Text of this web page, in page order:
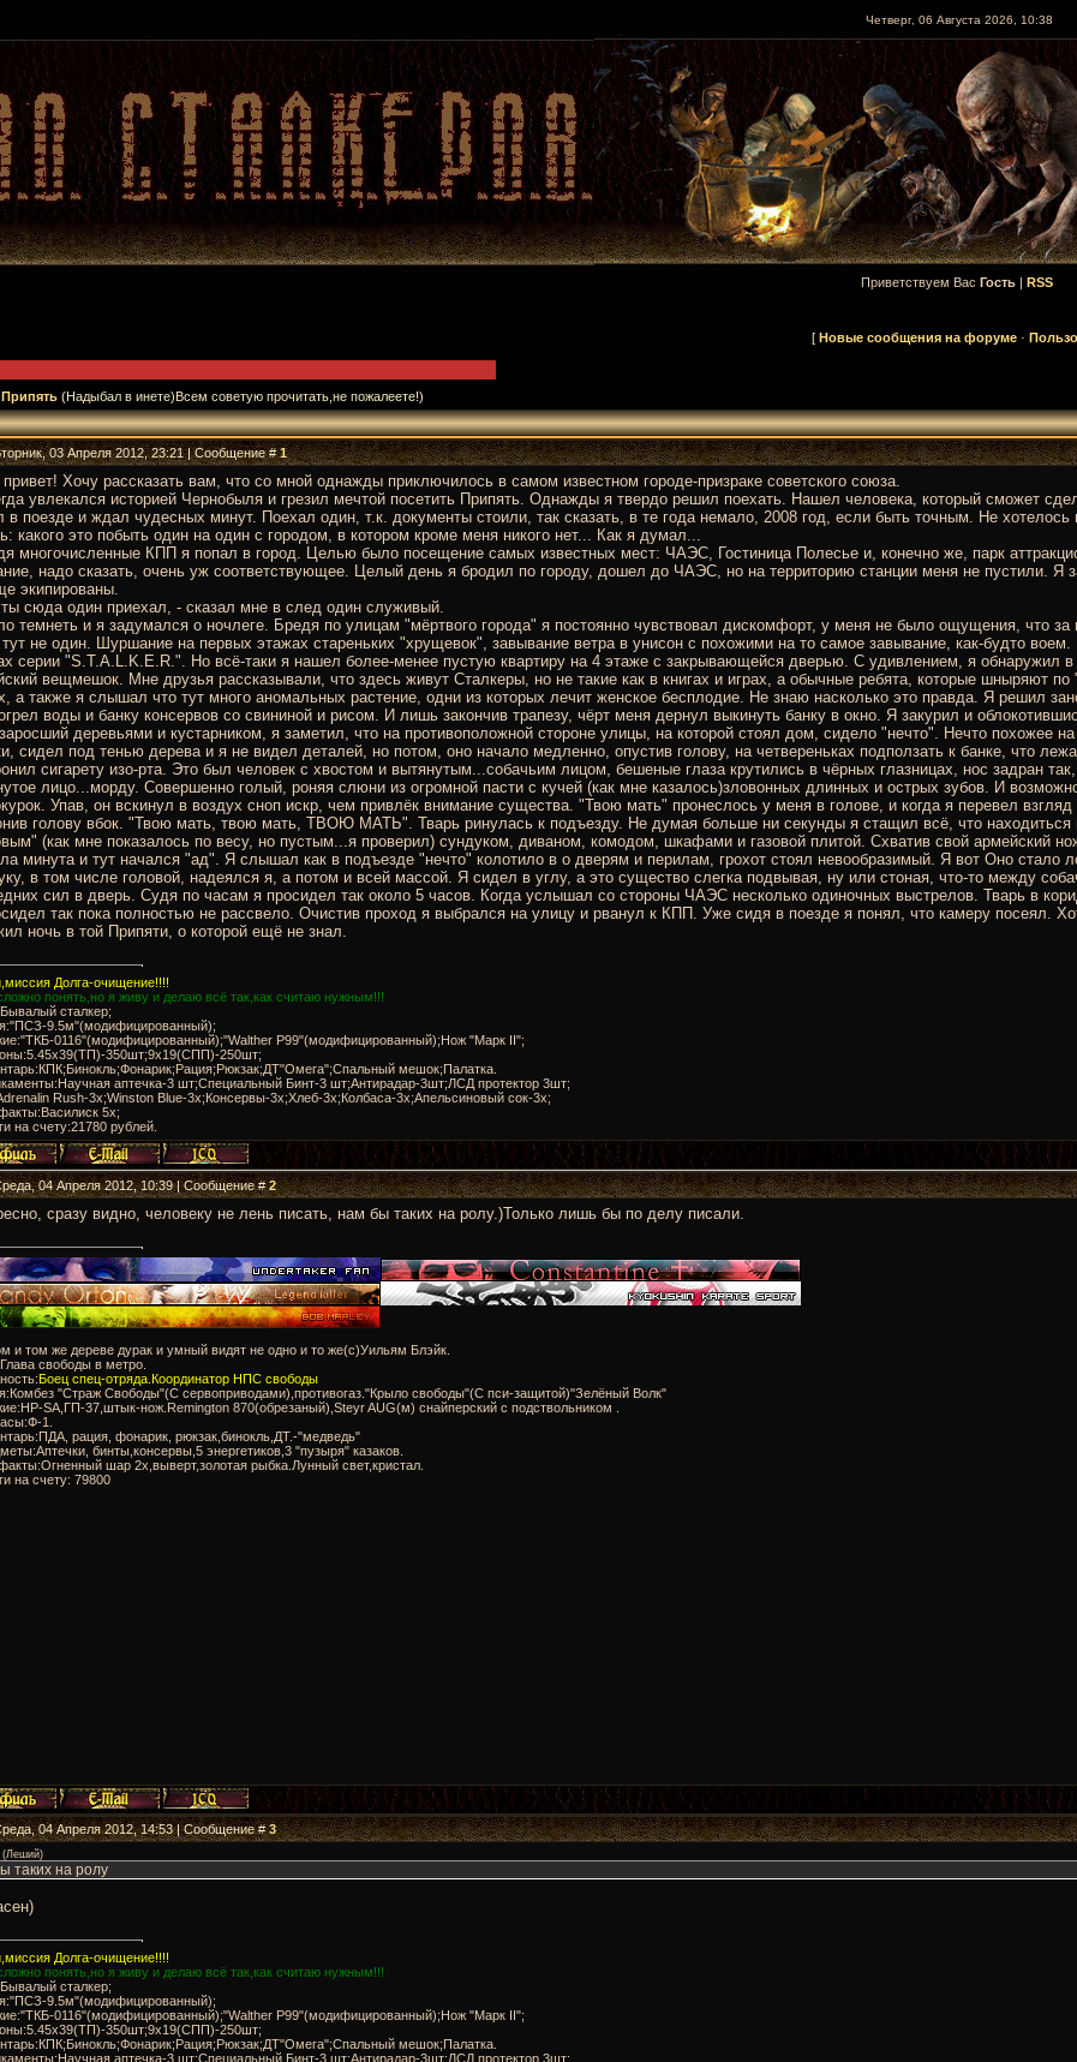
Четверг, 06 Августа 2026, 10:38
Приветствуем Вас Гость | RSS
[ Новые сообщения на форуме ·
(Надыбал в инете)Всем советую прочитать,не пожалеете!)
03 Апреля 2012, 23:21 | Сообщение #1
Хочу рассказать вам, что со мной однажды приключилось в самом известном городе-призраке советского союза.
увлекался историей Чернобыля и грезил мечтой посетить Припять. Однажды я твердо решил поехать. Нашел человека, который сможет
в поезде и ждал чудесных минут. Поехал один, т.к. документы стоили, так сказать, в те года немало, 2008 год, если быть точным. Не
какого это побыть один на один с городом, в котором кроме меня никого нет... Как я думал...
многочисленные КПП я попал в город. Целью было посещение самых известных мест: ЧАЭС, Гостиница Полесье и, конечно же, парк
надо сказать, очень уж соответствующее. Целый день я бродил по городу, дошел до ЧАЭС, но на территорию станции меня не пустили. Я
экипированы.
сюда один приехал, - сказал мне в след один служивый.
темнеть и я задумался о ночлеге. Бредя по улицам "мёртвого города" я постоянно чувствовал дискомфорт, у меня не было ощущения, что
тут не один. Шуршание на первых этажах стареньких "хрущевок", завывание ветра в унисон с похожими на то самое завывание, как-будто
серии "S.T.A.L.K.E.R.". Но всё-таки я нашел более-менее пустую квартиру на 4 этаже с закрывающейся дверью. С удивлением, я обнаружил
вещмешок. Мне друзья рассказывали, что здесь живут Сталкеры, но не такие как в книгах и играх, а обычные ребята, которые шныряют
а также я слышал что тут много аномальных растение, одни из которых лечит женское бесплодие. Не знаю насколько это правда. Я решил
воды и банку консервов со свининой и рисом. И лишь закончив трапезу, чёрт меня дернул выкинуть банку в окно. Я закурил и
деревьями и кустарником, я заметил, что на противоположной стороне улицы, на которой стоял дом, сидело "нечто". Нечто похожее
сидел под тенью дерева и я не видел деталей, но потом, оно начало медленно, опустив голову, на четвереньках подползать к банке, что
сигарету изо-рта. Это был человек с хвостом и вытянутым...собачьим лицом, бешеные глаза крутились в чёрных глазницах, нос задран
лицо...морду. Совершенно голый, роняя слюни из огромной пасти с кучей (как мне казалось)зловонных длинных и острых зубов. И
Упав, он вскинул в воздух сноп искр, чем привлёк внимание существа. "Твою мать" пронеслось у меня в голове, и когда я перевел
голову вбок. "Твою мать, твою мать, ТВОЮ МАТЬ". Тварь ринулась к подъезду. Не думая больше ни секунды я стащил всё, что находиться
(как мне показалось по весу, но пустым...я проверил) сундуком, диваном, комодом, шкафами и газовой плитой. Схватив свой армейский
минута и тут начался "ад". Я слышал как в подъезде "нечто" колотило в о дверям и перилам, грохот стоял невообразимый. Я вот Оно стало
в том числе головой, надеялся я, а потом и всей массой. Я сидел в углу, а это существо слегка подвывая, ну или стоная, что-то между
сил в дверь. Судя по часам я просидел так около 5 часов. Когда услышал со стороны ЧАЭС несколько одиночных выстрелов. Тварь в
так пока полностью не рассвело. Очистив проход я выбрался на улицу и рванул к КПП. Уже сидя в поезде я понял, что камеру посеял.
ночь в той Припяти, о которой ещё не знал.
Долга-очищение!!!!
понять,но я живу и делаю всё так,как считаю нужным!!!
сталкер;
9.5м"(модифицированный);
0116"(модифицированный);"Walther P99"(модифицированный);Нож "Марк II";
350шт;9x19(СПП)-250шт;
мешок;Палатка.
аптечка-3 шт;Специальный Бинт-3 шт;Антирадар-3шт;ЛСД протектор 3шт;
Rush-3x;Winston Blue-3x;Консервы-3x;Хлеб-3x;Колбаса-3х;Апельсиновый сок-3x;
5х;
на счету:21780 рублей.
04 Апреля 2012, 10:39 | Сообщение #2
сразу видно, человеку не лень писать, нам бы таких на ролу.)Только лишь бы по делу писали.
и том же дереве дурак и умный видят не одно и то же(с)Уильям Блэйк.
свободы в метро.
Боец спец-отряда.Координатор НПС свободы
"Страж Свободы"(С сервоприводами),противогаз."Крыло свободы"(С пси-защитой)"Зелёный Волк"
SA,ГП-37,штык-нож.Remington 870(обрезаный),Steyr AUG(м) снайперский с подствольником .
1.
рация, фонарик, рюкзак,бинокль,ДТ.-"медведь"
бинты,консервы,5 энергетиков,3 "пузыря" казаков.
шар 2х,выверт,золотая рыбка.Лунный свет,кристал.
на счету: 79800
04 Апреля 2012, 14:53 | Сообщение #3
(Леший)
таких на ролу
Долга-очищение!!!!
понять,но я живу и делаю всё так,как считаю нужным!!!
сталкер;
9.5м"(модифицированный);
0116"(модифицированный);"Walther P99"(модифицированный);Нож "Марк II";
350шт;9x19(СПП)-250шт;
мешок;Палатка.
аптечка-3 шт;Специальный Бинт-3 шт;Антирадар-3шт;ЛСД протектор 3шт;